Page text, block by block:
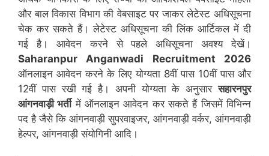
और बाल विकास विभाग की वेबसाइट पर जाकर लेटेस्ट अधिसूचना
चेक कर सकते हैं। लेटेस्ट अधिसूचना की लिंक आर्टिकल में दी
गई है। आवेदन करने से पहले अधिसूचना अवश्य देखें।
Saharanpur Anganwadi Recruitment 2026
ऑनलाइन आवेदन करने के लिए योग्यता 8वीं पास 10वीं पास और
12वीं पास रखी गई है। अपनी योग्यता के अनुसारसहारनपुर
आंगनवाड़ी भर्तीमें ऑनलाइन आवेदन कर सकते हैं जिसमें विभिन्न
पद है जैसे कि आंगनवाड़ी सुपरवाइजर, आंगनवाड़ी वर्कर, आंगनवाड़ी
हेल्पर, आंगनवाड़ी संयोगिनी आदि।